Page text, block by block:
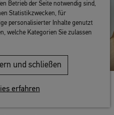
Betrieb der Seite notwendig sind,
Statistikzwecken, für
personalisierter Inhalte genutzt
welche Kategorien Sie zulassen
und schließen
erfahren